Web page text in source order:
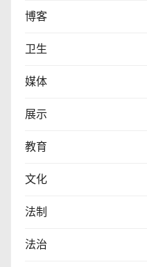
博客
卫生
媒体
展示
教育
文化
法制
法治